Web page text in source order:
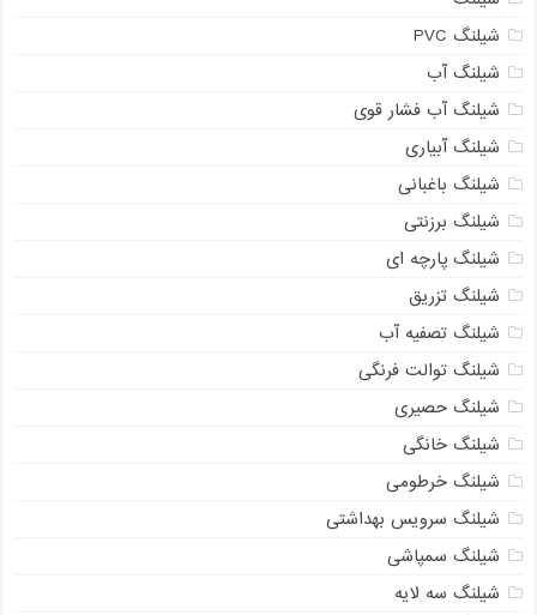
شیلنگ PVC
شیلنگ آب
شیلنگ آب فشار قوی
شیلنگ آبیاری
شیلنگ باغبانی
شیلنگ برزنتی
شیلنگ پارچه ای
شیلنگ تزریق
شیلنگ تصفیه آب
شیلنگ توالت فرنگی
شیلنگ حصیری
شیلنگ خانگی
شیلنگ خرطومی
شیلنگ سرویس بهداشتی
شیلنگ سمپاشی
شیلنگ سه لایه